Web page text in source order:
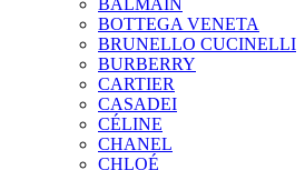
BOTTEGA VENETA
BRUNELLO CUCINELLI
BURBERRY
CARTIER
CASADEI
CÉLINE
CHANEL
CHLOÉ